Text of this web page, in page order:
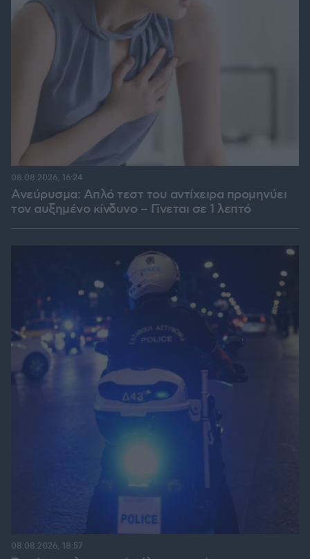
Ανεύρυσμα: Απλό τεστ του αντίχειρα προμηνύει
τον αυξημένο κίνδυνο – Γίνεται σε 1 λεπτό
08.08.2026, 16:24
08.08.2026, 18:57